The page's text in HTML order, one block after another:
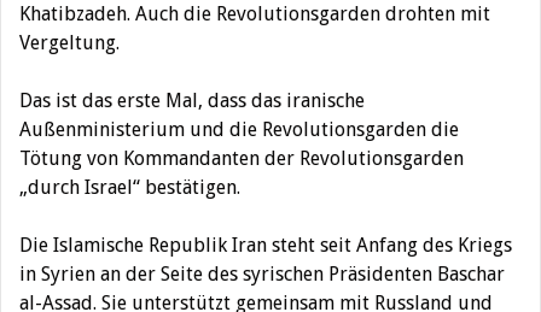
Khatibzadeh. Auch die Revolutionsgarden drohten mit
Vergeltung.
Das ist das erste Mal, dass das iranische
Außenministerium und die Revolutionsgarden die
Tötung von Kommandanten der Revolutionsgarden
„durch Israel“ bestätigen.
Die Islamische Republik Iran steht seit Anfang des Kriegs
in Syrien an der Seite des syrischen Präsidenten Baschar
al-Assad. Sie unterstützt gemeinsam mit Russland und